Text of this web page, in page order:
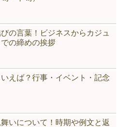
びの言葉！ビジネスからカジュ
の締めの挨拶
いえば？行事・イベント・記念
いについて！時期や例文と返